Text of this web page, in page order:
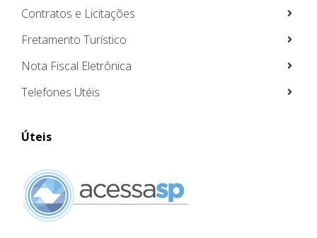
Contratos e Licitações
Fretamento Turístico
Nota Fiscal Eletrônica
Telefones Utéis
Úteis